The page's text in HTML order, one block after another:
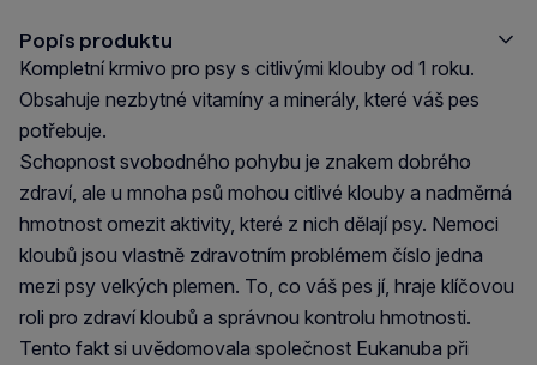
Popis produktu
Kompletní krmivo pro psy s citlivými klouby od 1 roku.
Obsahuje nezbytné vitamíny a minerály, které váš pes
potřebuje.
Schopnost svobodného pohybu je znakem dobrého
zdraví, ale u mnoha psů mohou citlivé klouby a nadměrná
hmotnost omezit aktivity, které z nich dělají psy. Nemoci
kloubů jsou vlastně zdravotním problémem číslo jedna
mezi psy velkých plemen. To, co váš pes jí, hraje klíčovou
roli pro zdraví kloubů a správnou kontrolu hmotnosti.
Tento fakt si uvědomovala společnost Eukanuba při